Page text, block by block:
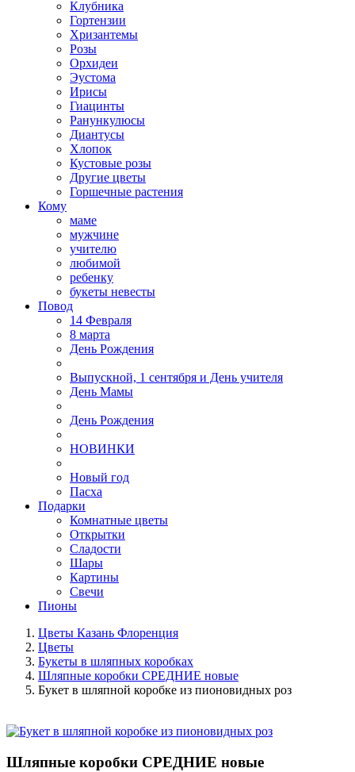
Клубника
Гортензии
Хризантемы
Розы
Орхидеи
Эустома
Ирисы
Гиацинты
Ранункулюсы
Диантусы
Хлопок
Кустовые розы
Другие цветы
Горшечные растения
Кому
маме
мужчине
учителю
любимой
ребенку
букеты невесты
Повод
14 Февраля
8 марта
День Рождения
Выпускной, 1 сентября и День учителя
День Мамы
День Рождения
НОВИНКИ
Новый год
Пасха
Подарки
Комнатные цветы
Открытки
Сладости
Шары
Картины
Свечи
Пионы
Цветы Казань Флоренция
Цветы
Букеты в шляпных коробках
Шляпные коробки СРЕДНИЕ новые
Букет в шляпной коробке из пионовидных роз
Шляпные коробки СРЕДНИЕ новые